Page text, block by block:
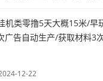
机类零撸5天大概15米/早
告自动生产/获取材料3
12-22